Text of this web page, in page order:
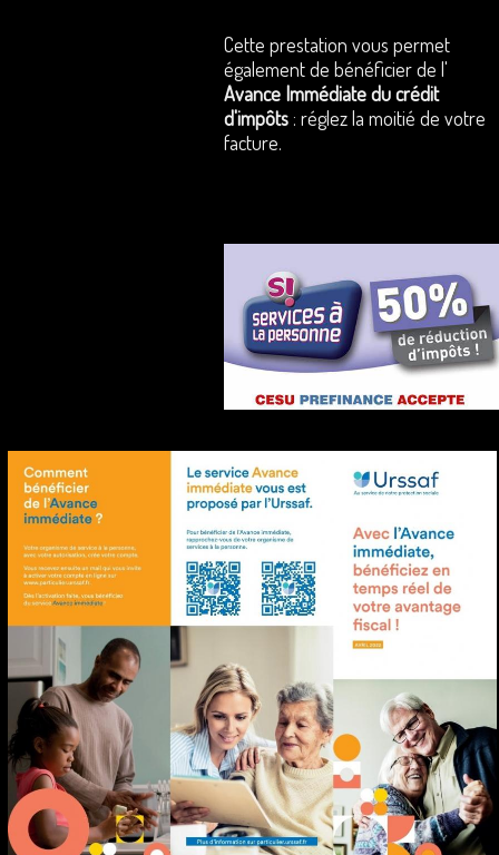
Cette prestation vous permet
également de bénéficier de l'
Avance Immédiate du crédit
d'impôts : réglez la moitié de votre
facture.